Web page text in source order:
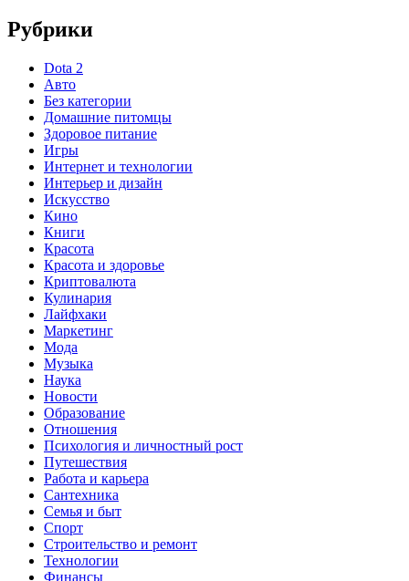
Рубрики
Dota 2
Авто
Без категории
Домашние питомцы
Здоровое питание
Игры
Интернет и технологии
Интерьер и дизайн
Искусство
Кино
Книги
Красота
Красота и здоровье
Криптовалюта
Кулинария
Лайфхаки
Маркетинг
Мода
Музыка
Наука
Новости
Образование
Отношения
Психология и личностный рост
Путешествия
Работа и карьера
Сантехника
Семья и быт
Спорт
Строительство и ремонт
Технологии
Финансы